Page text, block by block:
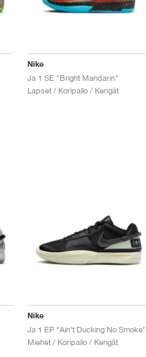
Nike
Ja 1 SE "Bright Mandarin"
Lapset / Koripallo / Kengät
Nike
Ja 1 EP "Ain't Ducking No Smoke"
Miehet / Koripallo / Kengät